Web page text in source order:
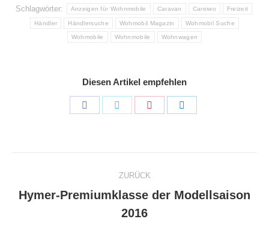
Schlagwörter: Anzeigen für Wohnmobile Caravan Careiwo Freizeit
Händler Händlersuche Wohmobil Magazin Wohmobil Suche
Wohmobile Wohnmobile Wohnwagen
Diesen Artikel empfehlen
Kommentarnavigation
ZURÜCK
Vorheriger
Beitrag:
Hymer-Premiumklasse der Modellsaison
2016